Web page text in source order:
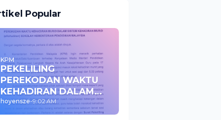
Popular
KPM
PEKELILING
PEREKODAN WAKTU
KEHADIRAN DALAM
APDM SEKOLAH KPM
2023
hoyensze-9:02 AM